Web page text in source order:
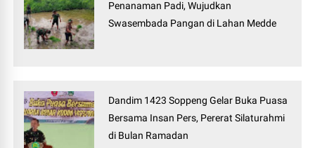
Penanaman Padi, Wujudkan
Swasembada Pangan di Lahan Medde
Dandim 1423 Soppeng Gelar Buka Puasa
Bersama Insan Pers, Pererat Silaturahmi
di Bulan Ramadan